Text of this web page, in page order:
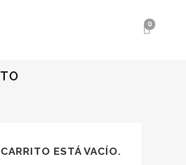
0
ESTÁ VACÍO.